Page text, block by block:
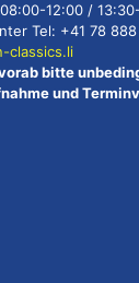
12:00 /
Tel: +41 78
classics.li
bitte
und